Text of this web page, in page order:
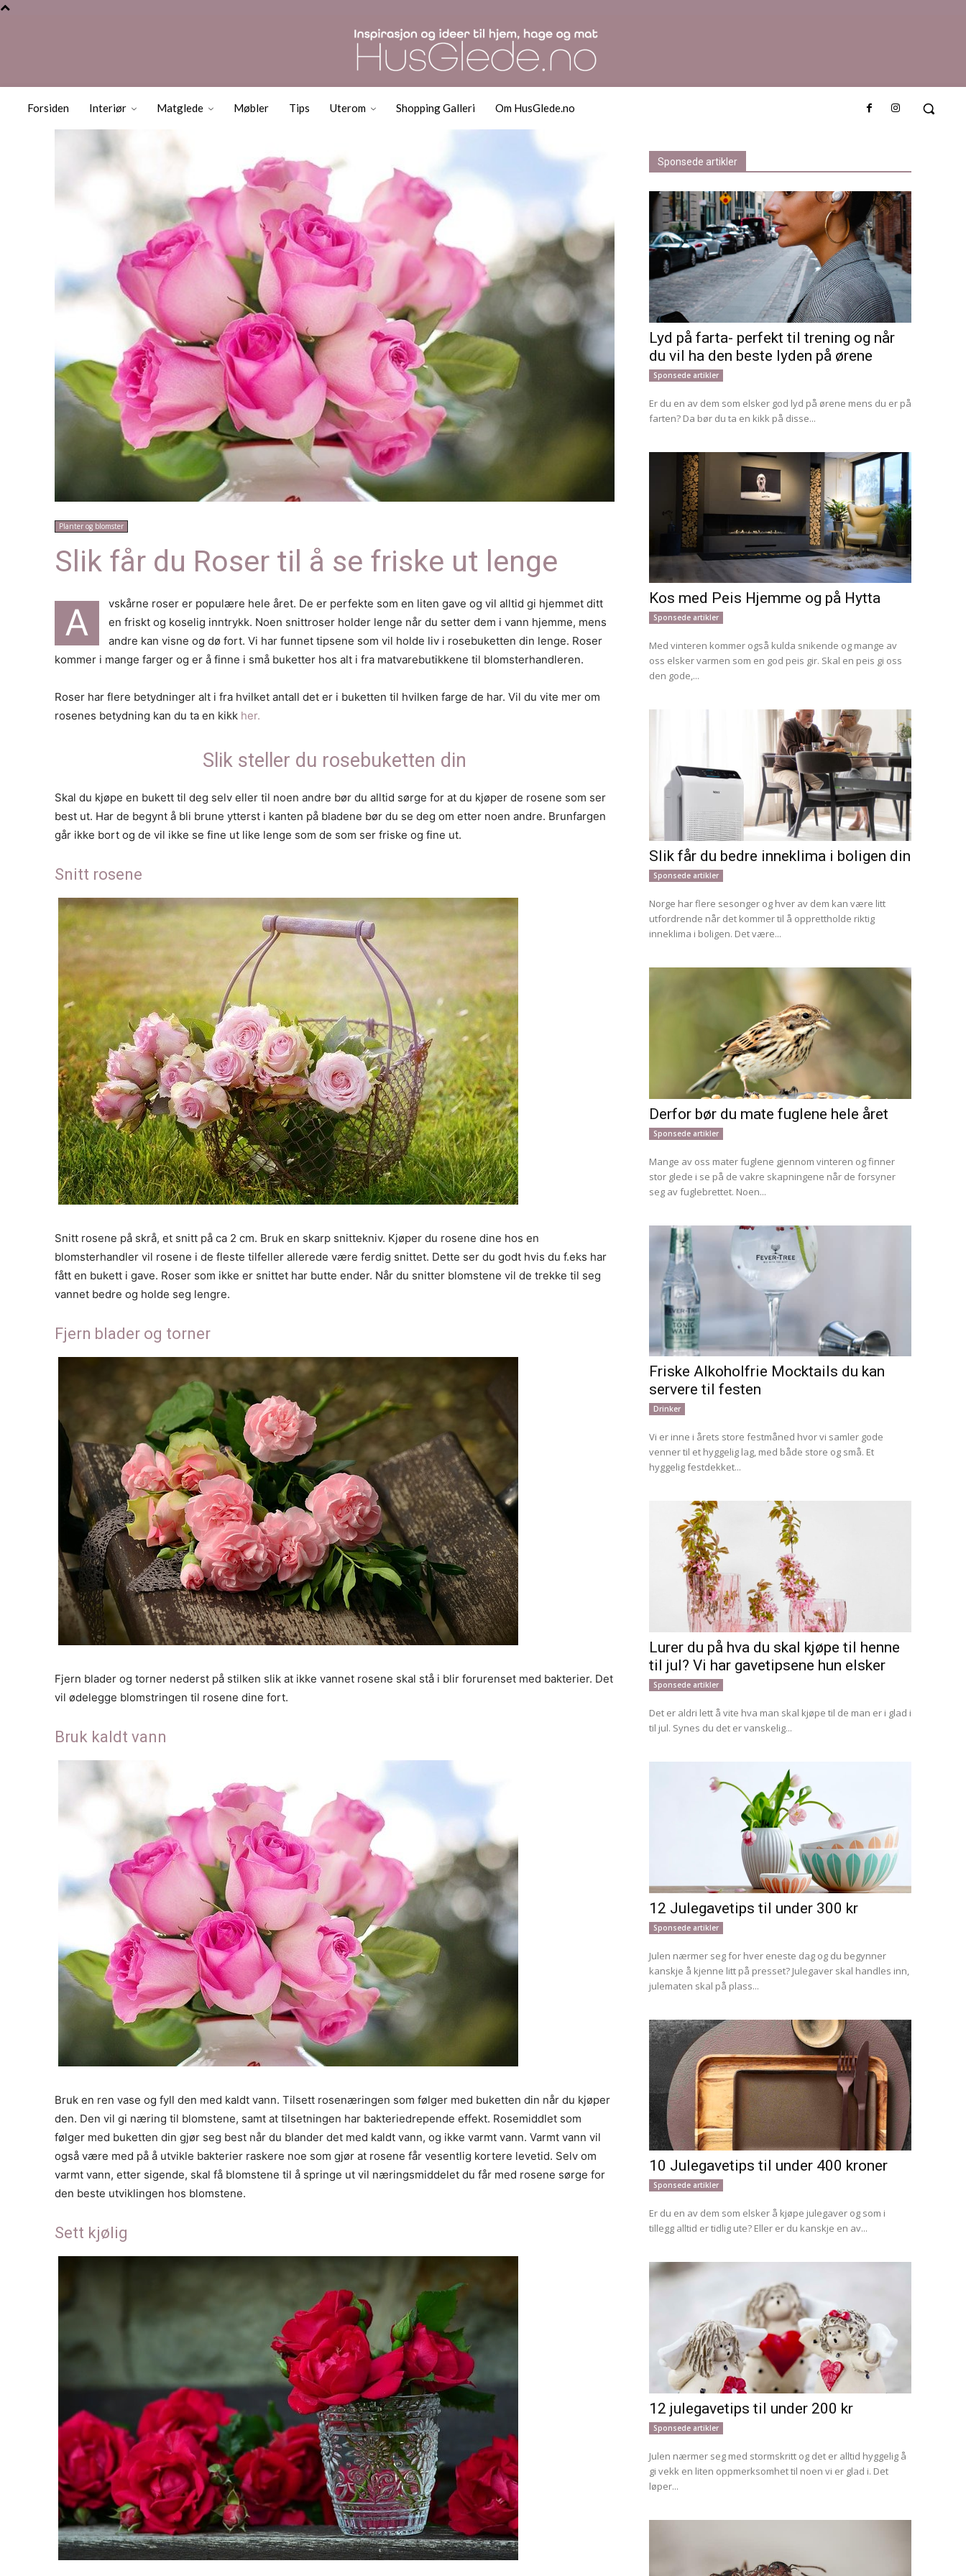
Forsiden Interiør Matglede Møbler Tips Uterom Shopping Galleri Om HusGlede.no
Slik får du Roser til å se friske ut lenge
Planter og blomster
Slik får du Roser til å se friske ut lenge
A
vskårne roser er populære hele året. De er perfekte som en liten gave og vil alltid gi hjemmet ditt
en friskt og koselig inntrykk. Noen snittroser holder lenge når du setter dem i vann hjemme, mens
andre kan visne og dø fort. Vi har funnet tipsene som vil holde liv i rosebuketten din lenge. Roser
kommer i mange farger og er å finne i små buketter hos alt i fra matvarebutikkene til blomsterhandleren.
Roser har flere betydninger alt i fra hvilket antall det er i buketten til hvilken farge de har. Vil du vite mer om
rosenes betydning kan du ta en kikk her.
Slik steller du rosebuketten din
Skal du kjøpe en bukett til deg selv eller til noen andre bør du alltid sørge for at du kjøper de rosene som ser
best ut. Har de begynt å bli brune ytterst i kanten på bladene bør du se deg om etter noen andre. Brunfargen
går ikke bort og de vil ikke se fine ut like lenge som de som ser friske og fine ut.
Snitt rosene
Snitt rosene på skrå, et snitt på ca 2 cm. Bruk en skarp snittekniv. Kjøper du rosene dine hos en
blomsterhandler vil rosene i de fleste tilfeller allerede være ferdig snittet. Dette ser du godt hvis du f.eks har
fått en bukett i gave. Roser som ikke er snittet har butte ender. Når du snitter blomstene vil de trekke til seg
vannet bedre og holde seg lengre.
Fjern blader og torner
Fjern blader og torner nederst på stilken slik at ikke vannet rosene skal stå i blir forurenset med bakterier. Det
vil ødelegge blomstringen til rosene dine fort.
Bruk kaldt vann
Bruk en ren vase og fyll den med kaldt vann. Tilsett rosenæringen som følger med buketten din når du kjøper
den. Den vil gi næring til blomstene, samt at tilsetningen har bakteriedrepende effekt. Rosemiddlet som
følger med buketten din gjør seg best når du blander det med kaldt vann, og ikke varmt vann. Varmt vann vil
også være med på å utvikle bakterier raskere noe som gjør at rosene får vesentlig kortere levetid. Selv om
varmt vann, etter sigende, skal få blomstene til å springe ut vil næringsmiddelet du får med rosene sørge for
den beste utviklingen hos blomstene.
Sett kjølig
Sponsede artikler
Lyd på farta- perfekt til trening og når
du vil ha den beste lyden på ørene
Sponsede artikler
Er du en av dem som elsker god lyd på ørene mens du er på
farten? Da bør du ta en kikk på disse...
Kos med Peis Hjemme og på Hytta
Sponsede artikler
Med vinteren kommer også kulda snikende og mange av
oss elsker varmen som en god peis gir. Skal en peis gi oss
den gode,...
Slik får du bedre inneklima i boligen din
Sponsede artikler
Norge har flere sesonger og hver av dem kan være litt
utfordrende når det kommer til å opprettholde riktig
inneklima i boligen. Det være...
Derfor bør du mate fuglene hele året
Sponsede artikler
Mange av oss mater fuglene gjennom vinteren og finner
stor glede i se på de vakre skapningene når de forsyner
seg av fuglebrettet. Noen...
Friske Alkoholfrie Mocktails du kan
servere til festen
Drinker
Vi er inne i årets store festmåned hvor vi samler gode
venner til et hyggelig lag, med både store og små. Et
hyggelig festdekket...
Lurer du på hva du skal kjøpe til henne
til jul? Vi har gavetipsene hun elsker
Sponsede artikler
Det er aldri lett å vite hva man skal kjøpe til de man er i glad i
til jul. Synes du det er vanskelig...
12 Julegavetips til under 300 kr
Sponsede artikler
Julen nærmer seg for hver eneste dag og du begynner
kanskje å kjenne litt på presset? Julegaver skal handles inn,
julematen skal på plass...
10 Julegavetips til under 400 kroner
Sponsede artikler
Er du en av dem som elsker å kjøpe julegaver og som i
tillegg alltid er tidlig ute? Eller er du kanskje en av...
12 julegavetips til under 200 kr
Sponsede artikler
Julen nærmer seg med stormskritt og det er alltid hyggelig å
gi vekk en liten oppmerksomhet til noen vi er glad i. Det
løper...